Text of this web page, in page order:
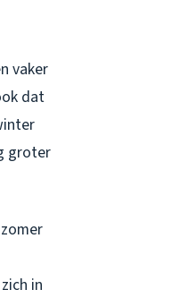
vaker
dat
groter
in